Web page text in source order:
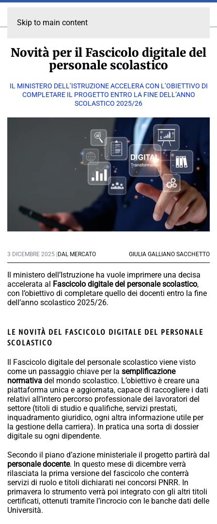
Skip to main content
Novità per il Fascicolo digitale del
personale scolastico
IL MINISTERO DELL’ISTRUZIONE ACCELERA CON L’OBIETTIVO DI
COMPLETARE IL PROGETTO ENTRO LA FINE DELL’ANNO
SCOLASTICO 2025/26
3 DICEMBRE 2025 | DAL MERCATO GIULIA GALLIANO SACCHETTO
Il ministero dell’Istruzione ha vuole imprimere una decisa
accelerata al Fascicolo digitale del personale scolastico,
con l’obiettivo di completare quello dei docenti entro la fine
dell’anno scolastico 2025/26.
LE NOVITÀ DEL FASCICOLO DIGITALE DEL PERSONALE
SCOLASTICO
Il Fascicolo digitale del personale scolastico viene visto
come un passaggio chiave per la semplificazione
normativa del mondo scolastico. L’obiettivo è creare una
piattaforma unica e aggiornata, capace di raccogliere i dati
relativi all’intero percorso professionale dei lavoratori del
settore (titoli di studio e qualifiche, servizi prestati,
inquadramento giuridico, ogni altra informazione utile per
la gestione della carriera). In pratica una sorta di dossier
digitale su ogni dipendente.
Secondo il piano d’azione ministeriale il progetto partirà dal
personale docente. In questo mese di dicembre verrà
rilasciata la prima versione del fascicolo che conterrà
servizi di ruolo e titoli dichiarati nei concorsi PNRR. In
primavera lo strumento verrà poi integrato con gli altri titoli
certificati, ottenuti tramite l’incrocio con le banche dati delle
Università.